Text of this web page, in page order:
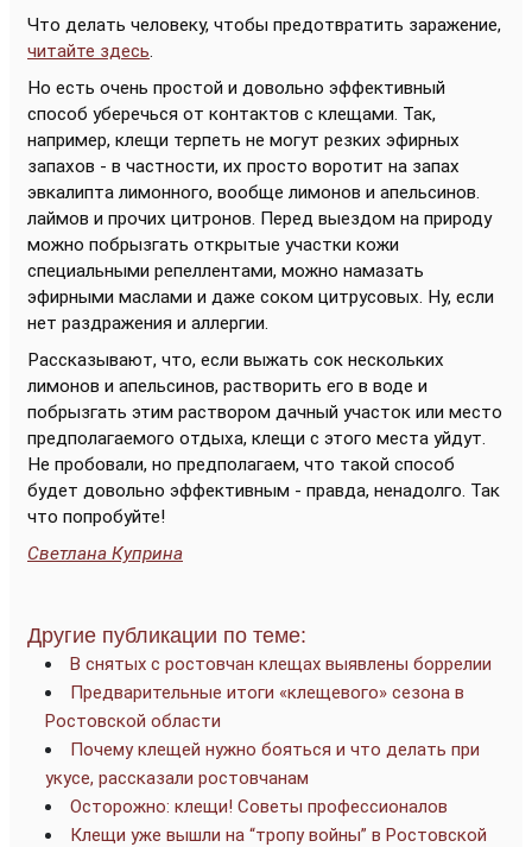
Что делать человеку, чтобы предотвратить заражение,
читайте здесь.
Но есть очень простой и довольно эффективный
способ уберечься от контактов с клещами. Так,
например, клещи терпеть не могут резких эфирных
запахов - в частности, их просто воротит на запах
эвкалипта лимонного, вообще лимонов и апельсинов.
лаймов и прочих цитронов. Перед выездом на природу
можно побрызгать открытые участки кожи
специальными репеллентами, можно намазать
эфирными маслами и даже соком цитрусовых. Ну, если
нет раздражения и аллергии.
Рассказывают, что, если выжать сок нескольких
лимонов и апельсинов, растворить его в воде и
побрызгать этим раствором дачный участок или место
предполагаемого отдыха, клещи с этого места уйдут.
Не пробовали, но предполагаем, что такой способ
будет довольно эффективным - правда, ненадолго. Так
что попробуйте!
Светлана Куприна
Другие публикации по теме:
В снятых с ростовчан клещах выявлены боррелии
Предварительные итоги «клещевого» сезона в
Ростовской области
Почему клещей нужно бояться и что делать при
укусе, рассказали ростовчанам
Осторожно: клещи! Советы профессионалов
Клещи уже вышли на “тропу войны” в Ростовской